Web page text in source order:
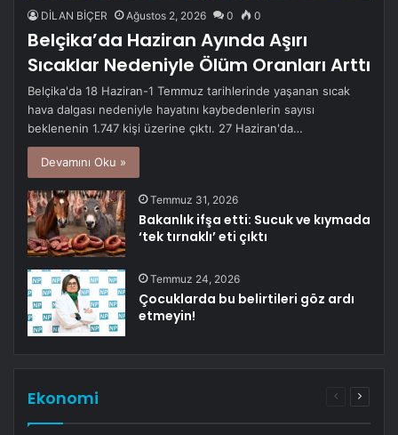
DİLAN BİÇER Ağustos 2, 2026 0 0
Belçika’da Haziran Ayında Aşırı
Sıcaklar Nedeniyle Ölüm Oranları Arttı
Belçika'da 18 Haziran-1 Temmuz tarihlerinde yaşanan sıcak
hava dalgası nedeniyle hayatını kaybedenlerin sayısı
beklenenin 1.747 kişi üzerine çıktı. 27 Haziran'da…
Devamını Oku »
Temmuz 31, 2026
Bakanlık ifşa etti: Sucuk ve kıymada
‘tek tırnaklı’ eti çıktı
Temmuz 24, 2026
Çocuklarda bu belirtileri göz ardı
etmeyin!
Ekonomi
ÖncekiSonraki